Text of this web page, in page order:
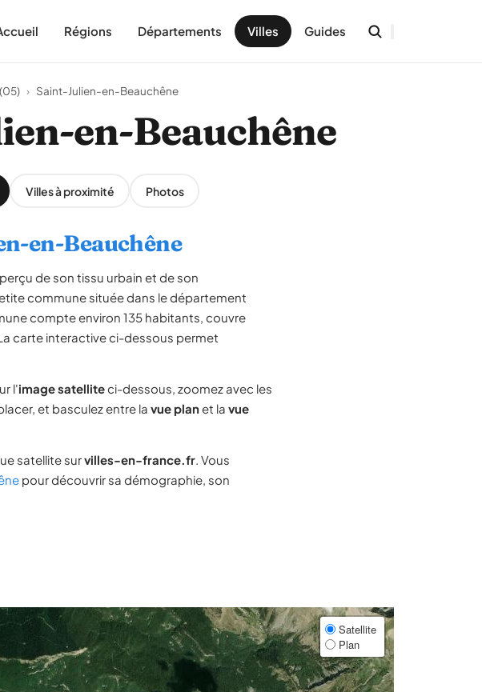
Régions Départements Villes Guides
› Saint-Julien-en-Beauchêne
en-Beauchêne
Villes à proximité Photos
en-Beauchêne
de son tissu urbain et de son
commune située dans le département
compte environ 135 habitants, couvre
carte interactive ci-dessous permet
l'image satelliteci-dessous, zoomez avec les
et basculez entre la vue planet la vue
satellite survilles-en-france.fr. Vous
pour découvrir sa démographie, son
Satellite
Plan